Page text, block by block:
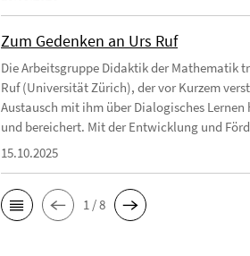
Zum Gedenken an Urs Ruf
Die Arbeitsgruppe Didaktik der Mathematik
Ruf (Universität Zürich), der vor Kurzem
Austausch mit ihm über Dialogisches
und bereichert. Mit der Entwicklung und
15.10.2025
1 / 8